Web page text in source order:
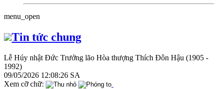
menu_open
Tin tức chung
Lễ Húy nhật Đức Trưởng lão Hòa thượng Thích Đôn Hậu (1905 -
1992)
09/05/2026 12:08:26 SA
Xem cỡ chữ: